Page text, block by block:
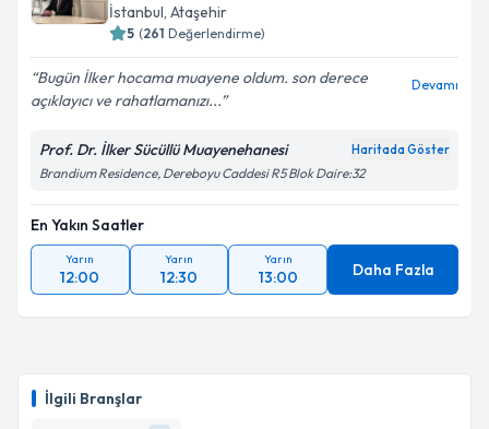
İlgili Branşlar
E-posta Adresiniz
Metni'ni okudum ve kişisel verilerimin belirtilen
kapsamda işlenmesini kabul ediyorum.
Takvim Talebini Gönder
İstanbul, Ataşehir
5 (261 Değerlendirme)
Bugün İlker hocama muayene oldum. son derece
açıklayıcı ve rahatlamanızı...
Devamı
Prof. Dr. İlker Sücüllü Muayenehanesi Haritada Göster
Brandium Residence, Dereboyu Caddesi R5 Blok Daire:32
En Yakın Saatler
Yarın
12:00
Yarın
12:30
Yarın
13:00 Daha Fazla